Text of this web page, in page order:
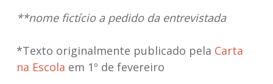
**nome fictício a pedido da entrevistada
*Texto originalmente publicado pela Carta
na Escola em 1º de fevereiro